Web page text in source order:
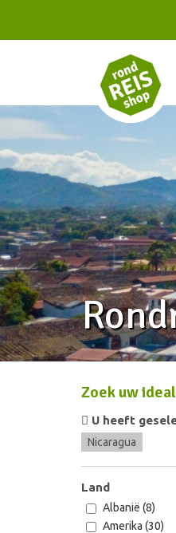
Zoek uw
U heeft
Nicaragua
Land
Albanië (8)
Amerika (30)